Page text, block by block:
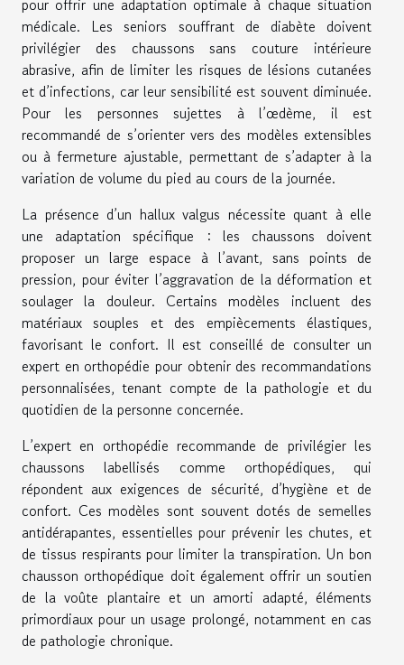
médicale. Les seniors souffrant de diabète doivent
privilégier des chaussons sans couture intérieure
abrasive, afin de limiter les risques de lésions cutanées
et d’infections, car leur sensibilité est souvent diminuée.
Pour les personnes sujettes à l’œdème, il est
recommandé de s’orienter vers des modèles extensibles
ou à fermeture ajustable, permettant de s’adapter à la
variation de volume du pied au cours de la journée.
La présence d’un hallux valgus nécessite quant à elle
une adaptation spécifique : les chaussons doivent
proposer un large espace à l’avant, sans points de
pression, pour éviter l’aggravation de la déformation et
soulager la douleur. Certains modèles incluent des
matériaux souples et des empiècements élastiques,
favorisant le confort. Il est conseillé de consulter un
expert en orthopédie pour obtenir des recommandations
personnalisées, tenant compte de la pathologie et du
quotidien de la personne concernée.
L’expert en orthopédie recommande de privilégier les
chaussons labellisés comme orthopédiques, qui
répondent aux exigences de sécurité, d’hygiène et de
confort. Ces modèles sont souvent dotés de semelles
antidérapantes, essentielles pour prévenir les chutes, et
de tissus respirants pour limiter la transpiration. Un bon
chausson orthopédique doit également offrir un soutien
de la voûte plantaire et un amorti adapté, éléments
primordiaux pour un usage prolongé, notamment en cas
de pathologie chronique.